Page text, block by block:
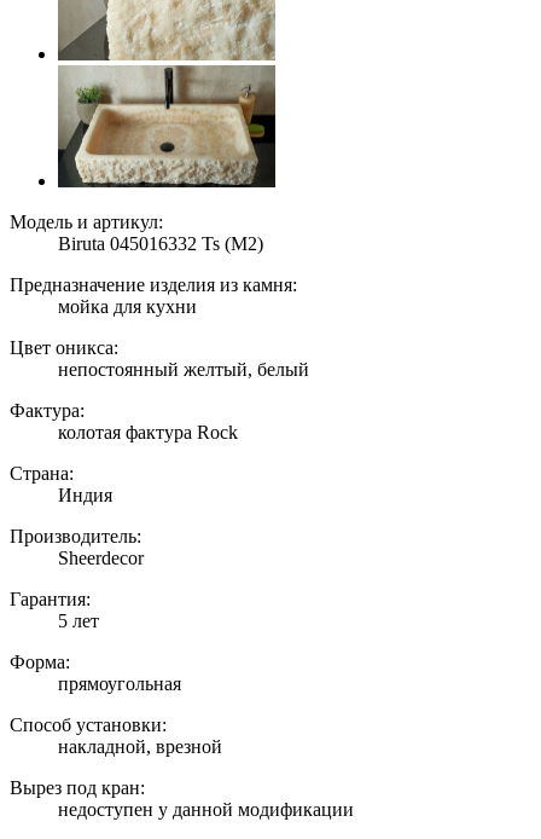
Модель и артикул:
Biruta 045016332 Ts (M2)
Предназначение изделия из камня:
мойка для кухни
Цвет оникса:
непостоянный желтый, белый
Фактура:
колотая фактура Rock
Страна:
Индия
Производитель:
Sheerdecor
Гарантия:
5 лет
Форма:
прямоугольная
Способ установки:
накладной, врезной
Вырез под кран:
недоступен у данной модификации